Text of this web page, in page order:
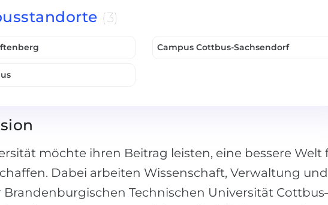
(3)
Campus Cottbus-Sachsendorf
möchte ihren Beitrag leisten, eine bessere Welt
Dabei arbeiten Wissenschaft, Verwaltung
Brandenburgischen Technischen Universität